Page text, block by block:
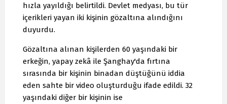
hızla yayıldığı belirtildi. Devlet medyası, bu tür
içerikleri yayan iki kişinin gözaltına alındığını
duyurdu.
Gözaltına alınan kişilerden 60 yaşındaki bir
erkeğin, yapay zekâ ile Şanghay'da fırtına
sırasında bir kişinin binadan düştüğünü iddia
eden sahte bir video oluşturduğu ifade edildi. 32
yaşındaki diğer bir kişinin ise